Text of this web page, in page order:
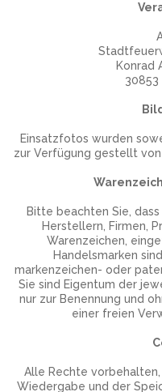
Konrad
30853
Einsatzfotos wurden
zur Verfügung gestellt
Bitte beachten Sie,
Herstellern, Firmen,
Warenzeichen,
Handelsmarken
markenzeichen- oder
Sie sind Eigentum der
nur zur Benennung und
einer freien
Alle Rechte
Wiedergabe und der